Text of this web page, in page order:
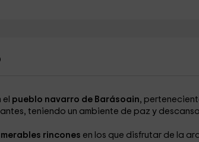
pueblo navarro de Barásoain,
teniendo un ambiente de paz y
rincones en los que disfrutar de la